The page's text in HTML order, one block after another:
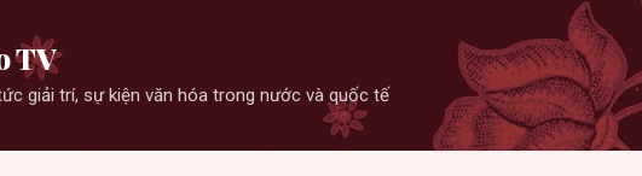
TV
giải trí, sự kiện văn hóa trong nước và quốc tế